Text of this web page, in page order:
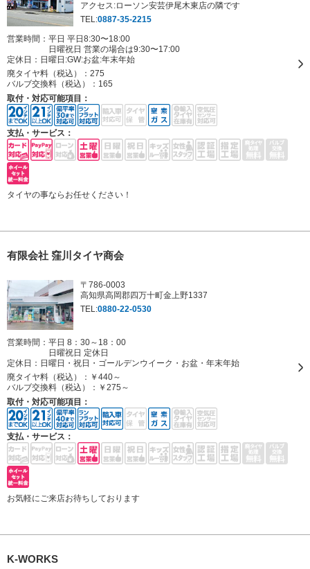
アクセス:ローソン安芸伊尾木東店の隣です
TEL:0887-35-2215
営業時間：平日 平日8:30〜18:00
日曜祝日 営業の場合は9:30〜17:00
定休日： 日曜日:GW:お盆:年末年始
廃タイヤ料（税込）： 275
バルブ交換料（税込）： 165
取付・対応可能項目：
支払・サービス：
タイヤの事ならお任せください！
有限会社 窪川タイヤ商会
〒786-0003
高知県高岡郡四万十町金上野1337
TEL:0880-22-0530
営業時間：平日 8：30～18：00
日曜祝日 定休日
定休日： 日曜日・祝日・ゴールデンウイーク・お盆・年末年始
廃タイヤ料（税込）： ￥440～
バルブ交換料（税込）： ￥275～
取付・対応可能項目：
支払・サービス：
お気軽にご来店お待ちしております
K-WORKS